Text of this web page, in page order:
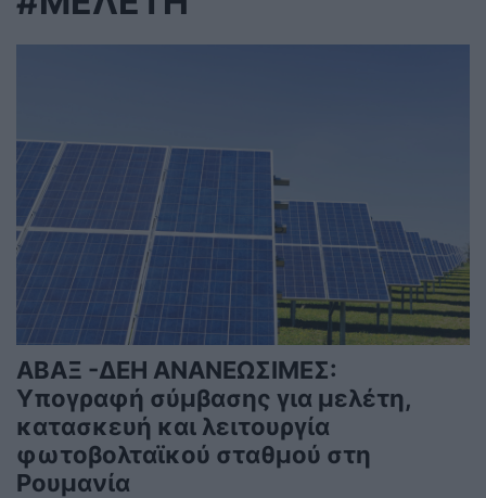
ΑΒΑΞ -ΔΕΗ ΑΝΑΝΕΩΣΙΜΕΣ:
Υπογραφή σύμβασης για μελέτη,
κατασκευή και λειτουργία
φωτοβολταϊκού σταθμού στη
Ρουμανία